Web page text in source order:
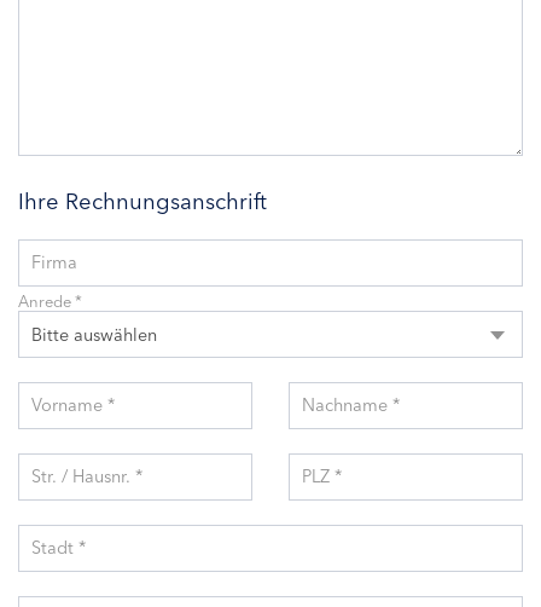
Ihre Rechnungsanschrift
Firma
Bitte auswählen
Anrede *
Vorname * Nachname *
Str. / Hausnr. * PLZ *
Stadt *